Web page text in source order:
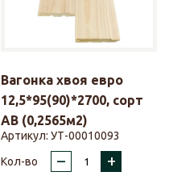
Вагонка хвоя евро
12,5*95(90)*2700, сорт
АВ (0,2565м2)
Артикул: УТ-00010093
Кол-во
– +